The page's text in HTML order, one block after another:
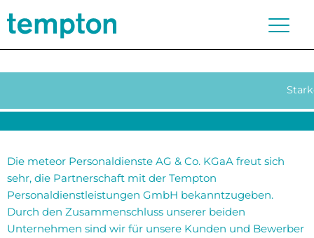
Die meteor Personaldienste AG & Co. KGaA freut sich
sehr, die Partnerschaft mit der Tempton
Personaldienstleistungen GmbH bekanntzugeben.
Durch den Zusammenschluss unserer beiden
Unternehmen sind wir für unsere Kunden und Bewerber